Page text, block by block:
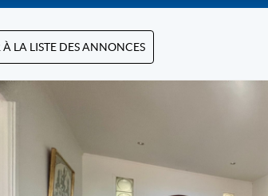
À LA LISTE DES ANNONCES